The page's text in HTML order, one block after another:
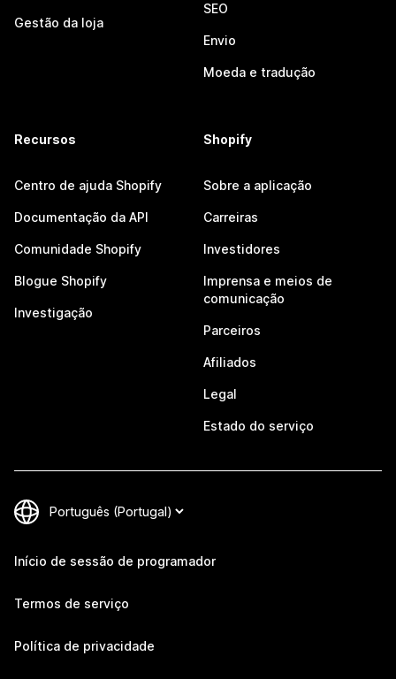
Gestão da loja
SEO
Envio
Moeda e tradução
Recursos
Centro de ajuda Shopify
Documentação da API
Comunidade Shopify
Blogue Shopify
Investigação
Shopify
Sobre a aplicação
Carreiras
Investidores
Imprensa e meios de
comunicação
Parceiros
Afiliados
Legal
Estado do serviço
Início de sessão de programador
Termos de serviço
Política de privacidade